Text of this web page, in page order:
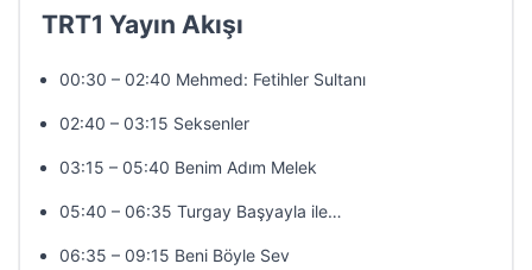
TRT1 Yayın Akışı
00:30 – 02:40 Mehmed: Fetihler Sultanı
02:40 – 03:15 Seksenler
03:15 – 05:40 Benim Adım Melek
05:40 – 06:35 Turgay Başyayla ile…
06:35 – 09:15 Beni Böyle Sev